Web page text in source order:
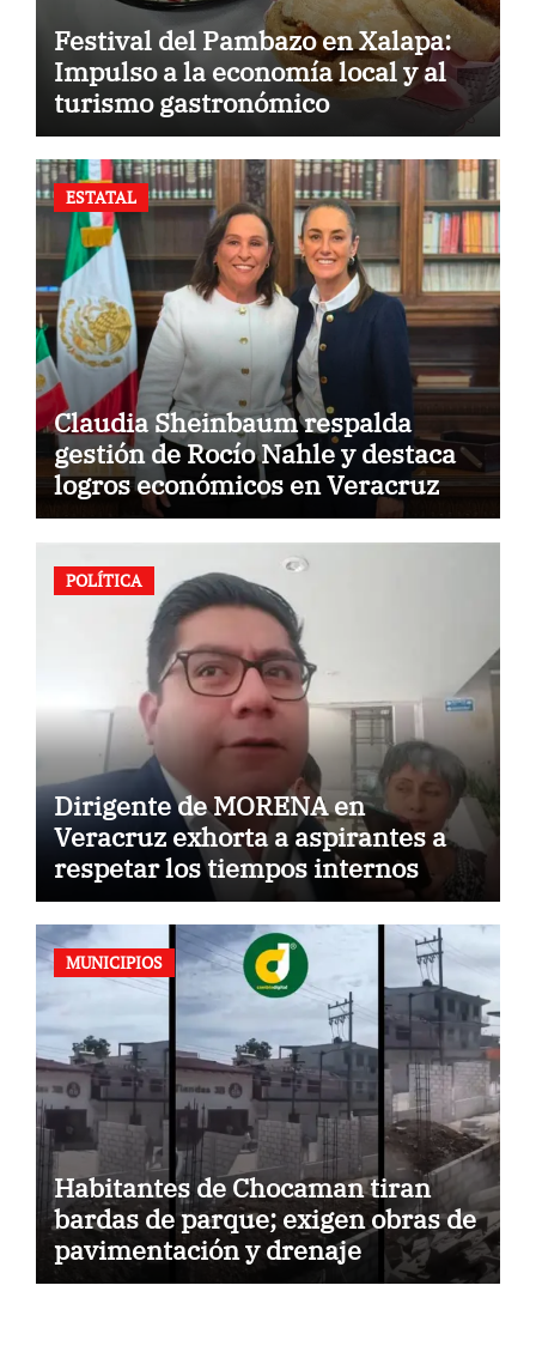
Festival del Pambazo en Xalapa:
Impulso a la economía local y al
turismo gastronómico
ESTATAL
Claudia Sheinbaum respalda
gestión de Rocío Nahle y destaca
logros económicos en Veracruz
POLÍTICA
Dirigente de MORENA en
Veracruz exhorta a aspirantes a
respetar los tiempos internos
MUNICIPIOS
Habitantes de Chocaman tiran
bardas de parque; exigen obras de
pavimentación y drenaje